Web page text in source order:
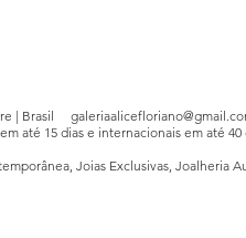
| Brasil
até 15 dias e internacionais em até 40
Joias Exclusivas, Joalheria